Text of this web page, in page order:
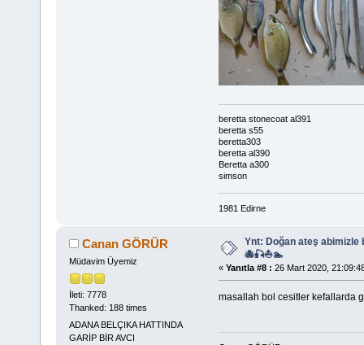
beretta stonecoat al391
beretta s55
beretta303
beretta al390
Beretta a300
simson
1981 Edirne
Canan GÖRÜR
Müdavim Üyemiz
İleti: 7778
Thanked: 188 times
ADANA BELÇIKA HATTINDA
GARİP BİR AVCI
Ynt: Doğan ateş
🐙🎣⛵🏊
« Yanıtla #8 : 26 Mart 2020,
masallah bol cesitler kefallarda